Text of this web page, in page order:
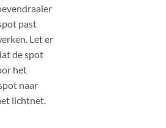
past
Let er
de spot
het
naar
lichtnet.